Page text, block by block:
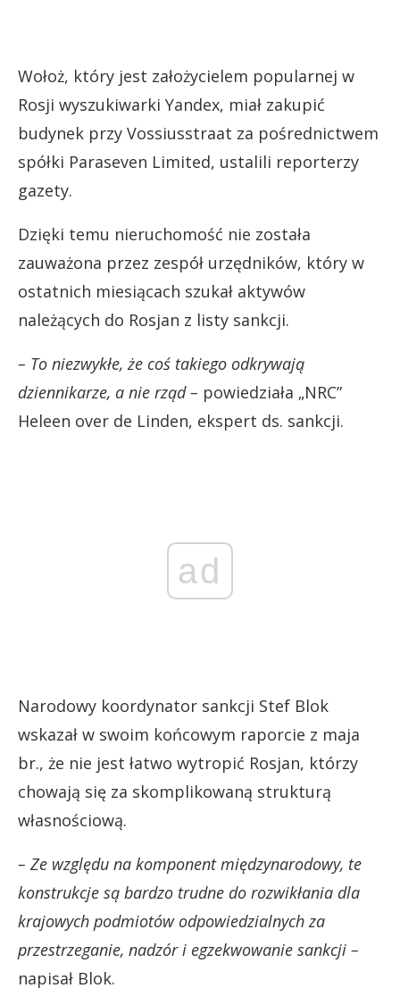
Wołoż, który jest założycielem popularnej w
Rosji wyszukiwarki Yandex, miał zakupić
budynek przy Vossiusstraat za pośrednictwem
spółki Paraseven Limited, ustalili reporterzy
gazety.
Dzięki temu nieruchomość nie została
zauważona przez zespół urzędników, który w
ostatnich miesiącach szukał aktywów
należących do Rosjan z listy sankcji.
– To niezwykłe, że coś takiego odkrywają
dziennikarze, a nie rząd – powiedziała „NRC”
Heleen over de Linden, ekspert ds. sankcji.
ad
Narodowy koordynator sankcji Stef Blok
wskazał w swoim końcowym raporcie z maja
br., że nie jest łatwo wytropić Rosjan, którzy
chowają się za skomplikowaną strukturą
własnościową.
– Ze względu na komponent międzynarodowy, te
konstrukcje są bardzo trudne do rozwikłania dla
krajowych podmiotów odpowiedzialnych za
przestrzeganie, nadzór i egzekwowanie sankcji –
napisał Blok.